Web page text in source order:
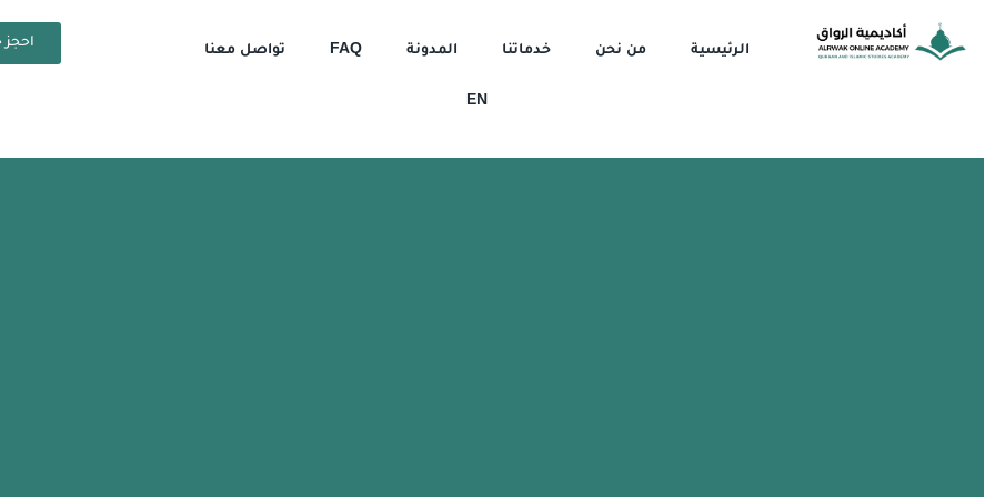
المحتوى
الرئيسية من نحن خدماتنا المدونة FAQ تواصل معنا
EN
احجز